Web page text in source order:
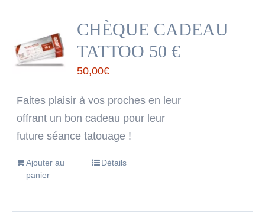
CHÈQUE CADEAU
TATTOO 50 €
50,00€
Faites plaisir à vos proches en leur
offrant un bon cadeau pour leur
future séance tatouage !
Ajouter au
panier
Détails